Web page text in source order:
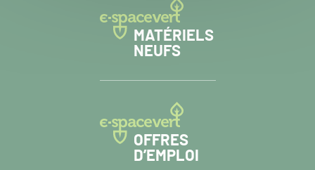
MATÉRIELS
NEUFS
OFFRES
D’EMPLOI